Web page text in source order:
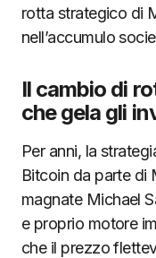
rotta strategico di
nell’accumulo
Il cambio di
che gela gli
Per anni, la
Bitcoin da parte di
magnate Michael
e proprio motore
che il prezzo